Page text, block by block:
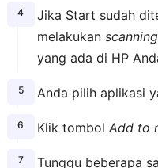
Jika Start sudah
melakukan scanning
yang ada di HP
Anda pilih aplikasi
Klik tombol Add to
Tunggu beberapa